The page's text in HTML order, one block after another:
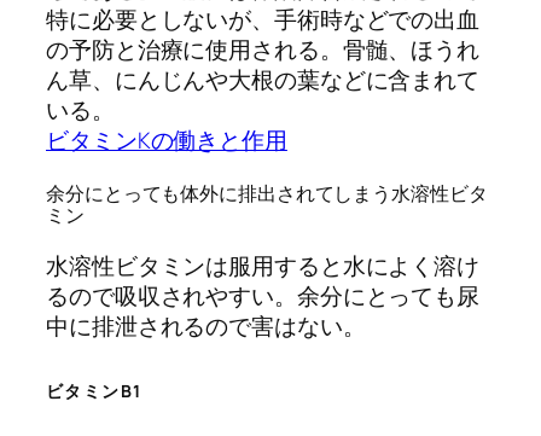
特に必要としないが、手術時などでの出血
の予防と治療に使用される。骨髄、ほうれ
ん草、にんじんや大根の葉などに含まれて
いる。
ビタミンKの働きと作用
余分にとっても体外に排出されてしまう水溶性ビタ
ミン
水溶性ビタミンは服用すると水によく溶け
るので吸収されやすい。余分にとっても尿
中に排泄されるので害はない。
ビタミンB1